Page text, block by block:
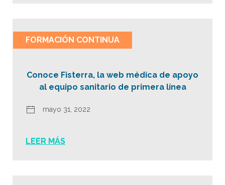
FORMACIÓN CONTINUA
Conoce Fisterra, la web médica de apoyo
al equipo sanitario de primera línea
mayo 31, 2022
LEER MÁS